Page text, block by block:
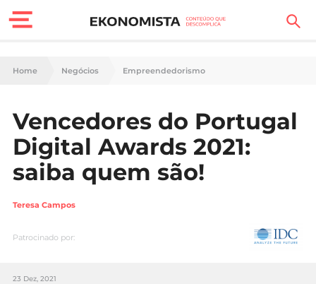
Finanças Pessoais
Carreira
Casa
Lifestyle
Sociedade
Tecnologia
Home Negócios Empreendedorismo
Vencedores do Portugal
Digital Awards 2021:
saiba quem são!
Teresa Campos
Patrocinado por:
23 Dez, 2021